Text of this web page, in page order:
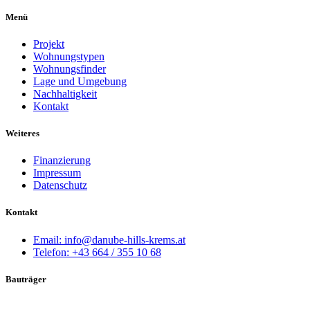
Menü
Projekt
Wohnungstypen
Wohnungsfinder
Lage und Umgebung
Nachhaltigkeit
Kontakt
Weiteres
Finanzierung
Impressum
Datenschutz
Kontakt
Email: info@danube-hills-krems.at
Telefon: +43 664 / 355 10 68
Bauträger